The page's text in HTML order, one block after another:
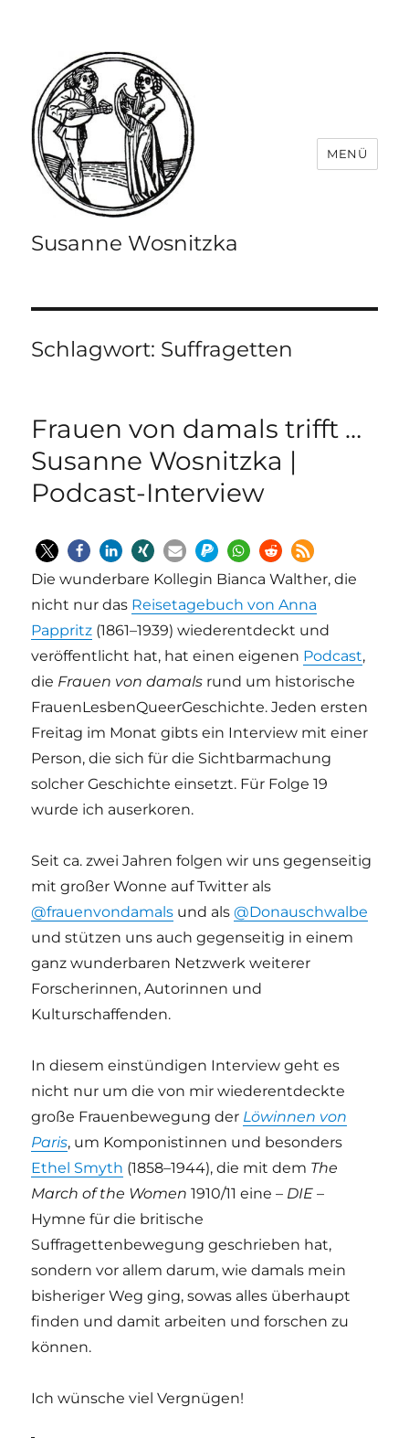
Susanne Wosnitzka
MENÜ
Schlagwort: Suffragetten
Frauen von damals trifft …
Susanne Wosnitzka |
Podcast-Interview
Die wunderbare Kollegin Bianca Walther, die
nicht nur das Reisetagebuch von Anna
Pappritz (1861–1939) wiederentdeckt und
veröffentlicht hat, hat einen eigenen Podcast,
die Frauen von damals rund um historische
FrauenLesbenQueerGeschichte. Jeden ersten
Freitag im Monat gibts ein Interview mit einer
Person, die sich für die Sichtbarmachung
solcher Geschichte einsetzt. Für Folge 19
wurde ich auserkoren.
Seit ca. zwei Jahren folgen wir uns gegenseitig
mit großer Wonne auf Twitter als
@frauenvondamals und als@Donauschwalbe
und stützen uns auch gegenseitig in einem
ganz wunderbaren Netzwerk weiterer
Forscherinnen, Autorinnen und
Kulturschaffenden.
In diesem einstündigen Interview geht es
nicht nur um die von mir wiederentdeckte
große Frauenbewegung der Löwinnen von
Paris, um Komponistinnen und besonders
Ethel Smyth (1858–1944), die mit dem The
March of the Women 1910/11 eine – DIE –
Hymne für die britische
Suffragettenbewegung geschrieben hat,
sondern vor allem darum, wie damals mein
bisheriger Weg ging, sowas alles überhaupt
finden und damit arbeiten und forschen zu
können.
Ich wünsche viel Vergnügen!